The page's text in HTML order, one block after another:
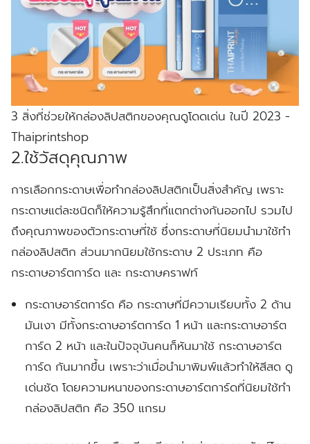
3 สิ่งที่ช่วยให้กล่องลิปสติกของคุณดูโดดเด่น ในปี 2023 -
Thaiprintshop
2.ใช้วัสดุคุณภาพ
การเลือกกระดาษเพื่อทำกล่องลิปสติกเป็นสิ่งสำคัญ เพราะ
กระดาษแต่ละชนิดก็ให้ความรู้สึกที่แตกต่างกันออกไป รวมไป
ถึงคุณภาพของตัวกระดาษที่ใช้ ซึ่งกระดาษที่นิยมนำมาใช้ทำ
กล่องลิปสติก ส่วนมากนิยมใช้กระดาษ 2 ประเภท คือ
กระดาษอาร์ตการ์ด และ กระดาษคราฟท์
กระดาษอาร์ตการ์ด คือ กระดาษที่มีความเรียบทั้ง 2 ด้าน
มันเงา มีทั้งกระดาษอาร์ตการ์ด 1 หน้า และกระดาษอาร์ต
การ์ด 2 หน้า และในปัจจุบันคนก็หันมาใช้ กระดาษอาร์ต
การ์ด กันมากขึ้น เพราะว่าเมื่อนำมาพิมพ์แล้วทำให้สีสด ดู
เด่นชัด โดยความหนาของกระดาษอาร์ตการ์ดที่นิยมใช้ทำ
กล่องลิปสติก คือ 350 แกรม